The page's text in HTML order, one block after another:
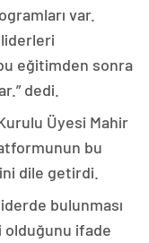
var.
eğitimden sonra
dedi.
Üyesi Mahir
bu
dile getirdi.
bulunması
ifade